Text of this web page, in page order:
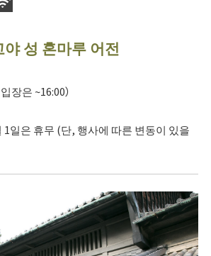
성 혼마루 어전
장은 ~16:00）
1일은 휴무 (단, 행사에 따른 변동이 있을